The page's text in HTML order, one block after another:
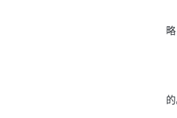
的